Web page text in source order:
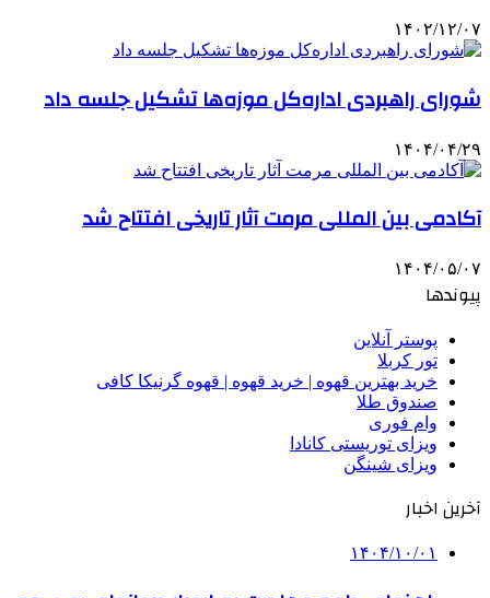
۱۴۰۲/۱۲/۰۷
شورای راهبردی اداره‌کل موزه‌ها تشکیل جلسه داد
۱۴۰۴/۰۴/۲۹
آکادمی بین المللی مرمت آثار تاریخی افتتاح شد
۱۴۰۴/۰۵/۰۷
پیوندها
پوستر آنلاین
تور کربلا
خرید بهترین قهوه | خرید قهوه | قهوه گرنیکا کافی
صندوق طلا
وام فوری
ویزای توریستی کانادا
ویزای شینگن
آخرین اخبار
۱۴۰۴/۱۰/۰۱